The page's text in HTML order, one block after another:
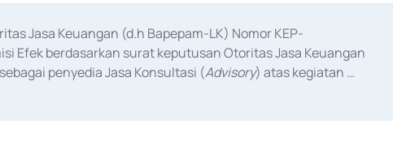
Jasa Keuangan (d.h Bapepam-LK) Nomor KEP-
Efek berdasarkan surat keputusan Otoritas Jasa Keuangan
penyedia Jasa Konsultasi (Advisory) atas kegiatan